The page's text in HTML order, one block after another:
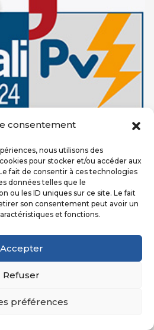
consentement
nous utilisons des
pour stocker et/ou accéder aux
fait de consentir à ces technologies
données telles que le
ou les ID uniques sur ce site. Le fait
son consentement peut avoir un
et fonctions.
Accepter
Refuser
préférences